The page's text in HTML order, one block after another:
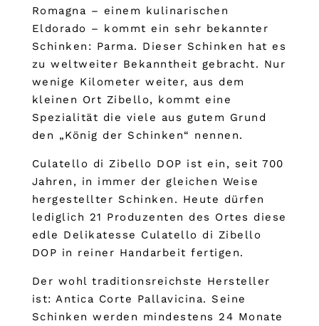
Romagna – einem kulinarischen
Eldorado – kommt ein sehr bekannter
Schinken: Parma. Dieser Schinken hat es
zu weltweiter Bekanntheit gebracht. Nur
wenige Kilometer weiter, aus dem
kleinen Ort Zibello, kommt eine
Spezialität die viele aus gutem Grund
den „König der Schinken“ nennen.
Culatello di Zibello DOP ist ein, seit 700
Jahren, in immer der gleichen Weise
hergestellter Schinken. Heute dürfen
lediglich 21 Produzenten des Ortes diese
edle Delikatesse Culatello di Zibello
DOP in reiner Handarbeit fertigen.
Der wohl traditionsreichste Hersteller
ist: Antica Corte Pallavicina. Seine
Schinken werden mindestens 24 Monate